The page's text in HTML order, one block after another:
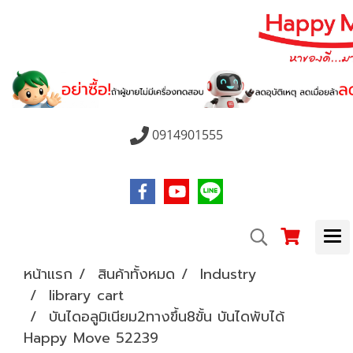
0914901555
หน้าแรก สินค้าทั้งหมด
Industry
library cart
บันไดอลูมิเนียม2ทางขึ้น8ขั้น บันไดพับได้
Happy Move 52239